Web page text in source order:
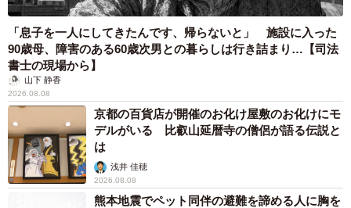
「息子を一人にしてきたんです、帰らないと」 施設に入った
90歳母、障害のある60歳次男との暮らしは行き詰まり…【司法
書士の現場から】
山下 静香
2026.08.08
京都の百貨店が開催のお化け屋敷のお化けにモ
デルがいる 比叡山延暦寺の僧侶が語る伝説と
は
浅井 佳穂
2026.08.08
熊本地震でペット同伴の避難を諦める人に胸を